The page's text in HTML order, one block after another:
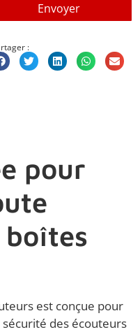
Envoyer
:
pour
boîtes
est conçue pour
des écouteurs